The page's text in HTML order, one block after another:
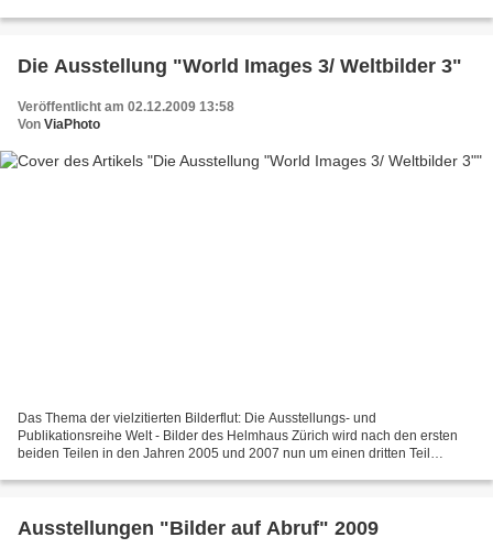
Die Ausstellung "World Images 3/ Weltbilder 3"
Veröffentlicht am 02.12.2009 13:58
Von ViaPhoto
Das Thema der vielzitierten Bilderflut: Die Ausstellungs- und
Publikationsreihe Welt - Bilder des Helmhaus Zürich wird nach den ersten
beiden Teilen in den Jahren 2005 und 2007 nun um einen dritten Teil
Ausstellungen "Bilder auf Abruf" 2009